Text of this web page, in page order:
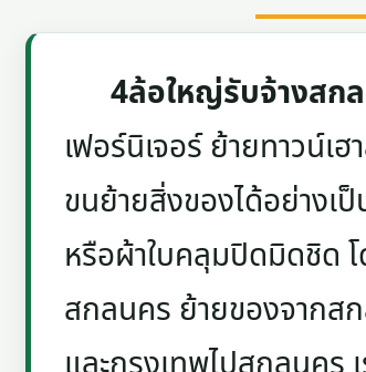
4ล้อใหญ่รับจ้างสก
เฟอร์นิเจอร์ ย้ายทาวน์
ขนย้ายสิ่งของได้อย่างเ
หรือผ้าใบคลุมปิดมิดชิด
สกลนคร ย้ายของจากส